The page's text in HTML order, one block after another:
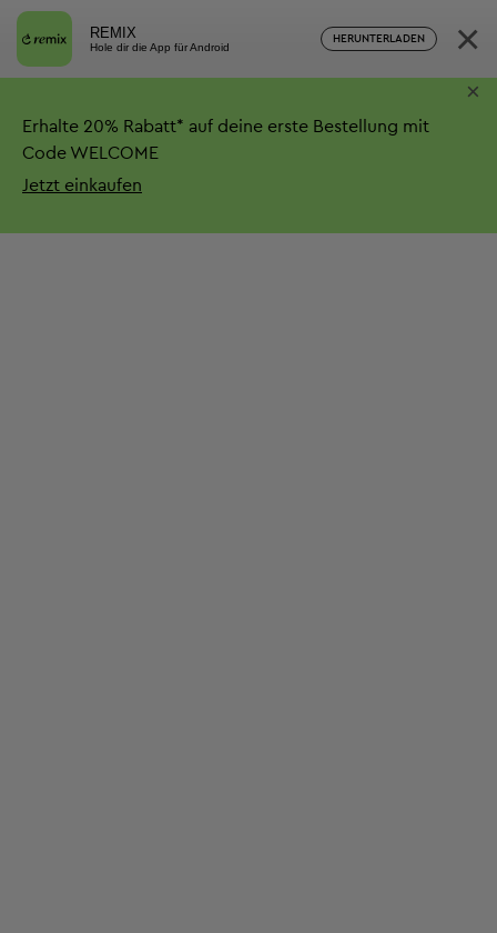
REMIX
Hole dir die App für Android
HERUNTERLADEN ×
Erhalte 20% Rabatt* auf deine erste Bestellung mit
Code WELCOME
Jetzt einkaufen
×